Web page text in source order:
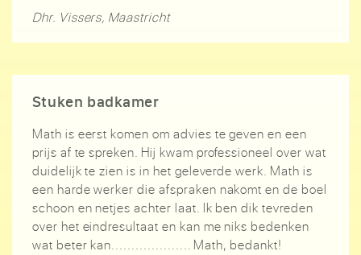
Dhr. Vissers, Maastricht
Stuken badkamer
Math is eerst komen om advies te geven en een
prijs af te spreken. Hij kwam professioneel over wat
duidelijk te zien is in het geleverde werk. Math is
een harde werker die afspraken nakomt en de boel
schoon en netjes achter laat. Ik ben dik tevreden
over het eindresultaat en kan me niks bedenken
wat beter kan.................... Math, bedankt!